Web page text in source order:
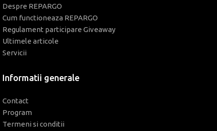
Despre REPARGO
Cum functioneaza REPARGO
Regulament participare Giveaway
Ultimele articole
Servicii
Informatii generale
Contact
Program
Termeni si conditii